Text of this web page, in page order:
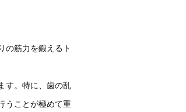
の筋力を鍛えるト
す。特に、歯の乱
うことが極めて重